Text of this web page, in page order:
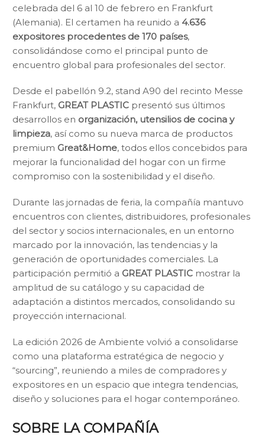
celebrada del 6 al 10 de febrero en Frankfurt
(Alemania). El certamen ha reunido a 4.636
expositores procedentes de 170 países,
consolidándose como el principal punto de
encuentro global para profesionales del sector.
Desde el pabellón 9.2, stand A90 del recinto Messe
Frankfurt, GREAT PLASTIC presentó sus últimos
desarrollos en organización, utensilios de cocina y
limpieza, así como su nueva marca de productos
premium Great&Home, todos ellos concebidos para
mejorar la funcionalidad del hogar con un firme
compromiso con la sostenibilidad y el diseño.
Durante las jornadas de feria, la compañía mantuvo
encuentros con clientes, distribuidores, profesionales
del sector y socios internacionales, en un entorno
marcado por la innovación, las tendencias y la
generación de oportunidades comerciales. La
participación permitió a GREAT PLASTIC mostrar la
amplitud de su catálogo y su capacidad de
adaptación a distintos mercados, consolidando su
proyección internacional.
La edición 2026 de Ambiente volvió a consolidarse
como una plataforma estratégica de negocio y
“sourcing”, reuniendo a miles de compradores y
expositores en un espacio que integra tendencias,
diseño y soluciones para el hogar contemporáneo.
SOBRE LA COMPAÑÍA